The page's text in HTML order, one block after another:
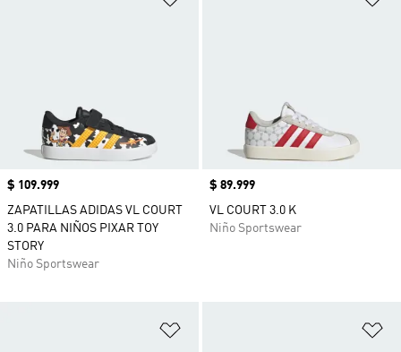
Precio
$ 109.999
ZAPATILLAS ADIDAS VL COURT
3.0 PARA NIÑOS PIXAR TOY
STORY
Niño Sportswear
Precio
$ 89.999
VL COURT 3.0 K
Niño Sportswear